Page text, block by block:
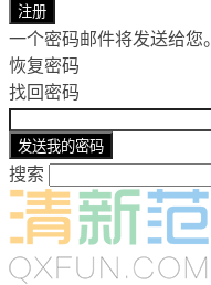
一个密码邮件将发送给您。
恢复密码
找回密码
搜索